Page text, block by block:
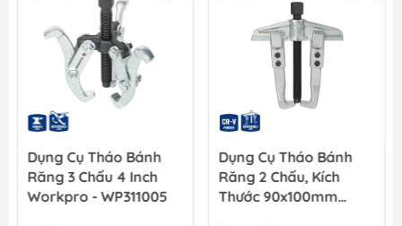
Dụng Cụ Tháo Bánh
Răng 3 Chấu 4 Inch
Workpro - WP311005
Dụng Cụ Tháo Bánh
Răng 2 Chấu, Kích
Thước 90x100mm